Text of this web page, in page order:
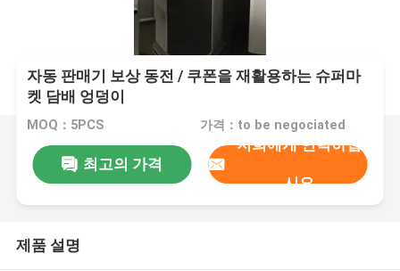
자동 판매기 보상 동전 / 쿠폰을 재활용하는 슈퍼마
켓 담배 엉덩이
MOQ：5PCS 가격：to be negociated
최고의 가격
저희에게 연락하십
시오
제품 설명